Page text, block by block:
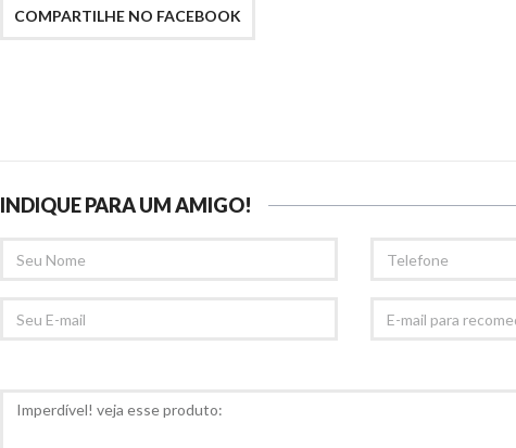
COMPARTILHE NO FACEBOOK
INDIQUE PARA UM AMIGO!
NOME
EMAIL
MAIL